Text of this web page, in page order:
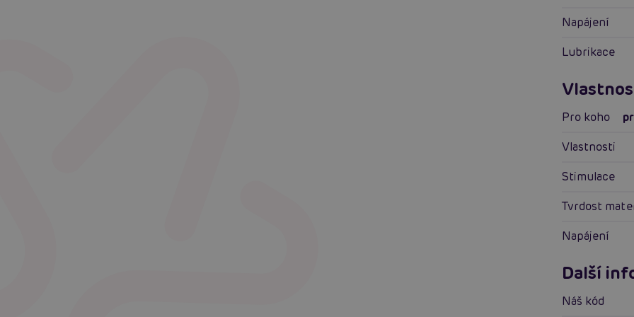
Napájení
Lubrikace
Pro koho
Vlastnosti
Stimulace
Tvrdost
Napájení
Další
Náš kód